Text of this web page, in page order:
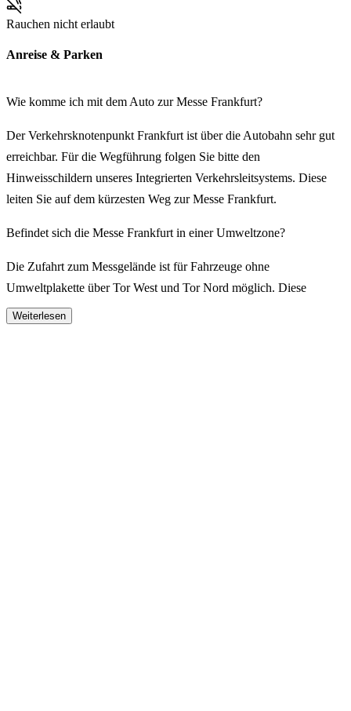
Rauchen nicht erlaubt
Anreise & Parken
Wie komme ich mit dem Auto zur Messe Frankfurt?
Der Verkehrsknotenpunkt Frankfurt ist über die Autobahn sehr gut
erreichbar. Für die Wegführung folgen Sie bitte den
Hinweisschildern unseres Integrierten Verkehrsleitsystems. Diese
leiten Sie auf dem kürzesten Weg zur Messe Frankfurt.
Befindet sich die Messe Frankfurt in einer Umweltzone?
Die Zufahrt zum Messgelände ist für Fahrzeuge ohne
Umweltplakette über Tor West und Tor Nord möglich. Diese
können von der A5 kommend über die A648, Abfahrt Rebstock
Weiterlesen